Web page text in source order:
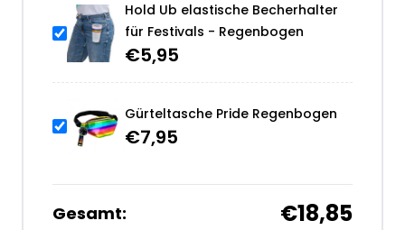
Hold Ub elastische Becherhalter
für Festivals - Regenbogen
€5,95
Gürteltasche Pride Regenbogen
€7,95
Gesamt: €18,85